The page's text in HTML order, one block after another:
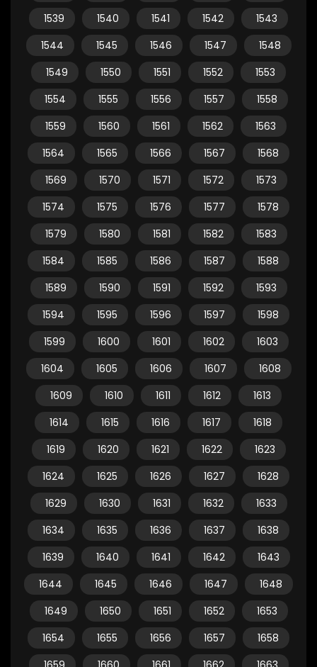
1539
1540 1541 1542
1543
1544
1545 1546 1547
1548
1549
1550 1551 1552
1553
1554
1555 1556 1557
1558
1559
1560 1561 1562
1563
1564
1565 1566 1567
1568
1569
1570 1571 1572
1573
1574
1575 1576 1577
1578
1579
1580 1581 1582
1583
1584
1585 1586 1587
1588
1589
1590 1591 1592
1593
1594
1595 1596 1597
1598
1599
1600 1601 1602
1603
1604
1605 1606 1607
1608
1609
1610 1611 1612
1613
1614
1615 1616 1617
1618
1619
1620 1621 1622
1623
1624
1625 1626 1627
1628
1629
1630 1631 1632
1633
1634
1635 1636 1637
1638
1639
1640 1641 1642
1643
1644
1645 1646 1647
1648
1649
1650 1651 1652
1653
1654
1655 1656 1657
1658